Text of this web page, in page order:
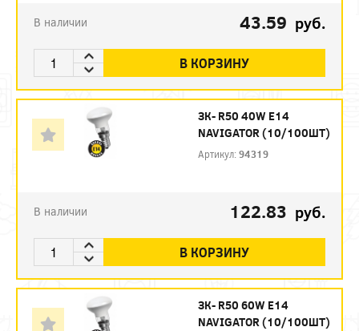
В наличии 43.59 руб.
В КОРЗИНУ
ЗК- R50 40W E14
NAVIGATOR (10/100ШТ)
Артикул:94319
В наличии 122.83 руб.
В КОРЗИНУ
ЗК- R50 60W E14
NAVIGATOR (10/100ШТ)